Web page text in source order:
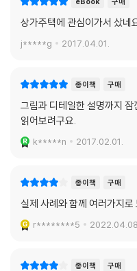
상가주택에 관심이가서 샀네
j*****g 2017.04.01.
종이책 구매
그림과 디테일한 설명까지
읽어보려구요.
k*****n 2017.02.01.
종이책 구매
실제 사례와 함께 여러가지로
r********5 2022.04.08.
종이책 구매